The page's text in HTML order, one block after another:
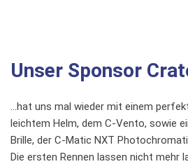
Unser Sponsor
…hat uns mal wieder mit einem
leichtem Helm, dem C-Vento, sowie
Brille, der C-Matic NXT
Die ersten Rennen lassen nicht mehr